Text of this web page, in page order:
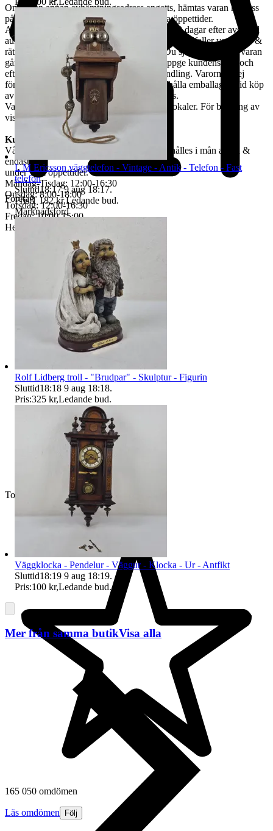
Om ingen annan avhämtningsadress angetts, hämtas varan hos oss
på Tjalmargatan 4B i Östersund under våra öppettider.
Avhämtning av vunna varor skall ske inom 10 dagar efter avslutad
auktion. Om varan ej hämtas inom angiven tid tillfaller varan oss &
rätten till återbetalning är förbrukad. Kan Du själv inte hämta varan
går det skicka ett ombud. Ombudet skall uppge kundens för- och
efternamn, varubeskrivning & egen ID-handling. Varorna är ej
förpackade & kunden måste själv tillhandahålla emballage. Vid köp
av skrymmande gods, måste bärhjälp medtas.
Varorna finns att titta på vid begäran i våra lokaler. För bokning av
visning kontakta oss, se nedan.
Kundservice & Öppettider
Vår kundservice bedrivs via e-post. Svar erhålles i mån av tid &
endast
under våra öppettider.
Måndag-Tisdag: 12:00-16:30
Onsdag: 8:00-18:00
Torsdag: 12:00-16:30
Fredag: 10:00-15:00
Helgdagar & röda dagar STÄNGT
Företag
Toppsäljare
165 050 omdömen
Läs omdömen Följ
L M Ericsson väggtelefon - Vintage - Antik - Telefon - Fast
telefon
Sluttid18:17 9 aug 18:17.
Pris:1 182 kr,Ledande bud.
Marknadsförd
Rolf Lidberg troll - "Brudpar" - Skulptur - Figurin
Sluttid18:18 9 aug 18:18.
Pris:325 kr,Ledande bud.
Väggklocka - Pendelur - Väggur - Klocka - Ur - Antfikt
Sluttid18:19 9 aug 18:19.
Pris:100 kr,Ledande bud.
Mer från samma butikVisa alla